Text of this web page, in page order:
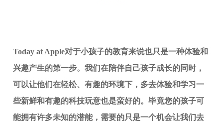
Today at Apple对于小孩子的教育来说也只是一种体验和
兴趣产生的第一步。我们在陪伴自己孩子成长的同时，
可以让他们在轻松、有趣的环境下，多去体验和学习一
些新鲜和有趣的科技玩意也是蛮好的。毕竟您的孩子可
能拥有许多未知的潜能，需要的只是一个机会让我们去